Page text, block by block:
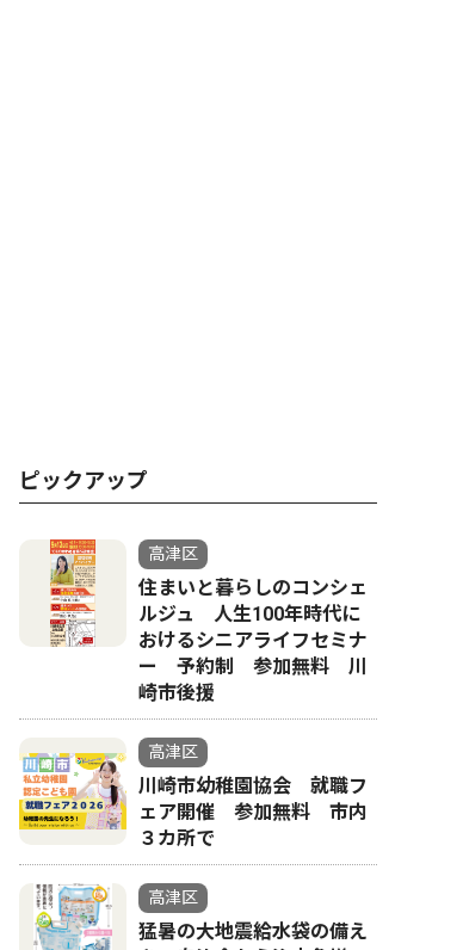
ピックアップ
高津区
住まいと暮らしのコンシェ
ルジュ 人生100年時代に
おけるシニアライフセミナ
ー 予約制 参加無料 川
崎市後援
高津区
川崎市幼稚園協会 就職フ
ェア開催 参加無料 市内
３カ所で
高津区
猛暑の大地震給水袋の備え